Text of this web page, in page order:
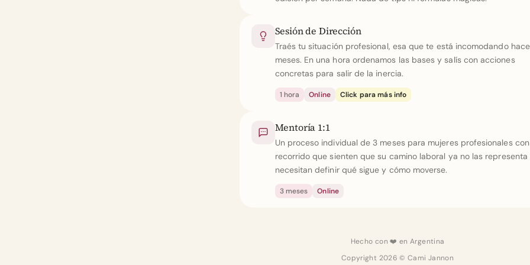
Sesión de Dirección
Traés tu situación profesional, esa que te está incomodando hace
meses. En una hora ordenamos las bases y salís con acciones
concretas para salir de la inercia.
1 hora Online Click para más info
Mentoría 1:1
Un proceso individual de 3 meses para mujeres profesionales con
recorrido que sienten que su camino laboral ya no las representa
necesitan definir qué sigue y cómo moverse.
3 meses Online
Hecho con ❤️ en Argentina
Copyright 2026 © Cami Jannon